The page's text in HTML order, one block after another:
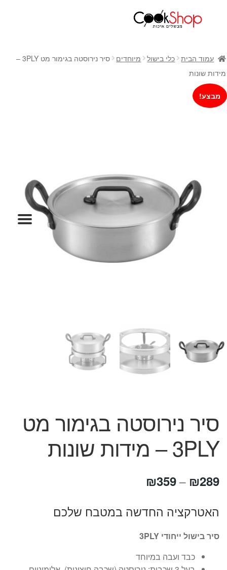
חנות
כלי בישול
סירים
מחבתות
כלי הגשה ואירוח
אפייה
קפה ותה
גיפט קארד
המותגים שלנו
מתנות לחנוכת בית
עמוד הבית כלי בישול מיוחדים
סיר נירוסטה בגימור מט 3PLY –
מידות שונות
מבצע!
סיר נירוסטה בגימור מט
3PLY – מידות שונות
₪289
–
₪359
עד
האטרקציה החדשה במטבח שלכם
סיר בישול ייחודי 3PLY
כבד ועבה במיוחד